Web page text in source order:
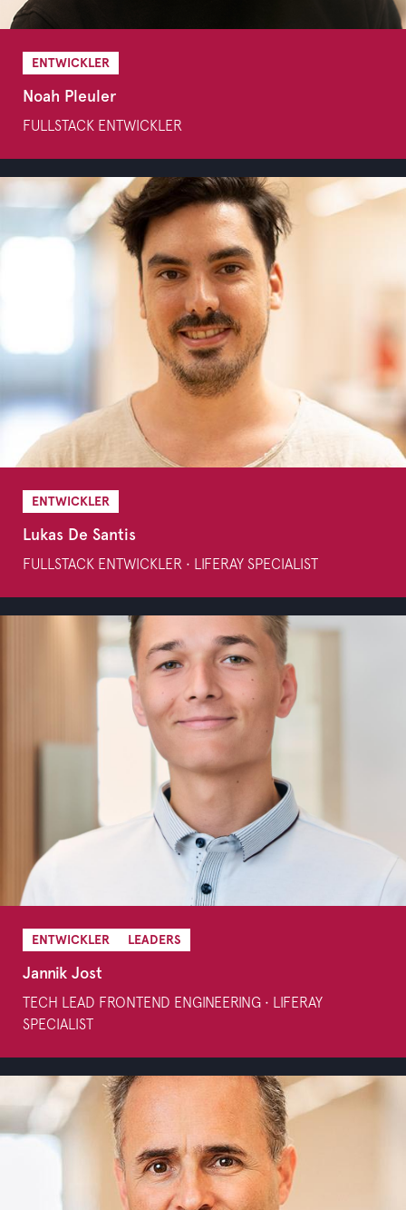
ENTWICKLER LEADERS
Jannik Jost
TECH LEAD FRONTEND ENGINEERING • LIFERAY
SPECIALIST
ENTWICKLER
Lukas De Santis
FULLSTACK ENTWICKLER • LIFERAY SPECIALIST
ENTWICKLER
Noah Pleuler
FULLSTACK ENTWICKLER